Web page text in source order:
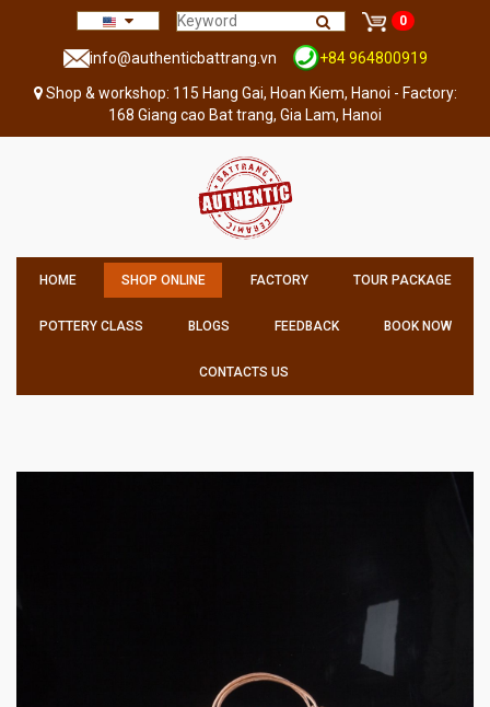
0
info@authenticbattrang.vn
+84 964800919
Shop & workshop: 115 Hang Gai, Hoan Kiem, Hanoi - Factory:
168 Giang cao Bat trang, Gia Lam, Hanoi
HOME SHOP ONLINE FACTORY TOUR PACKAGE
POTTERY CLASS BLOGS FEEDBACK BOOK NOW
CONTACTS US